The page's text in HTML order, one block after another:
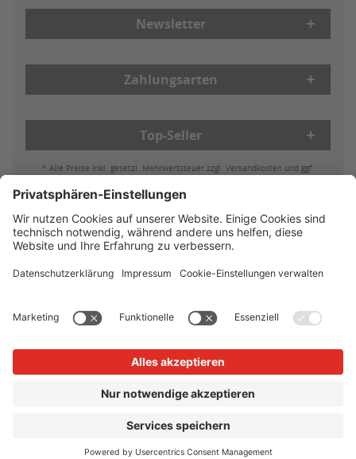
Newsletter
Zahlungsarten
Top-Seller
* Alle Preise inkl. gesetzl. Mehrwertsteuer zzgl. Versandkosten und ggf.
Batterieleistung & Entsorgung
Widerruf
Reklamationen
AGB
Datenschutz Impressum Vertrag widerrufen